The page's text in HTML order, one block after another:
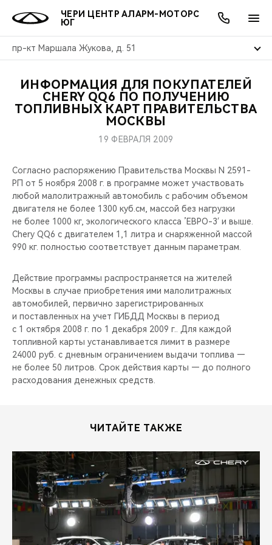
ЧЕРИ ЦЕНТР АЛАРМ-МОТОРС
ЮГ
пр-кт Маршала Жукова, д. 51
МОДЕЛИ
СЕДАНЫ
НОВИНКИ
ПОКУПАТЕЛЯМ
ВЛАДЕЛЬЦАМ
ПОДДЕРЖКА
CHERY CONNECT
МИР CHERY
CHERY В СОЦСЕТЯХ
ЛЮДИ CHERY
БЛАГОТВОРИТЕЛЬНОСТЬ
CHERY REMOTE
CHERY И СПОРТ
НАШИ МЕРОПРИЯТИЯ
ВИДЕООБЗОРЫ
АКЦИИ
ОНЛАЙН СЕРВИСЫ
О КОМПАНИИ
ИНФОРМАЦИЯ ДЛЯ ПОКУПАТЕЛЕЙ
CHERY QQ6 ПО ПОЛУЧЕНИЮ
ТОПЛИВНЫХ КАРТ ПРАВИТЕЛЬСТВА
МОСКВЫ
19 ФЕВРАЛЯ 2009
Согласно распоряжению Правительства Москвы N 2591-
РП от 5 ноября 2008 г. в программе может участвовать
любой малолитражный автомобиль с рабочим объемом
двигателя не более 1300 куб.см, массой без нагрузки
не более 1000 кг, экологического класса ’ЕВРО-3′ и выше.
Chery QQ6 с двигателем 1,1 литра и снаряженной массой
990 кг. полностью соответствует данным параметрам.
Действие программы распространяется на жителей
Москвы в случае приобретения ими малолитражных
автомобилей, первично зарегистрированных
и поставленных на учет ГИБДД Москвы в период
с 1 октября 2008 г. по 1 декабря 2009 г.. Для каждой
топливной карты устанавливается лимит в размере
24000 руб. с дневным ограничением выдачи топлива —
не более 50 литров. Срок действия карты — до полного
расходования денежных средств.
ЧИТАЙТЕ ТАКЖЕ